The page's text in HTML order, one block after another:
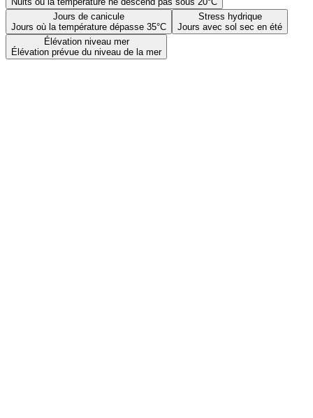
Jours de canicule
Jours où la température dépasse 35°C
Stress hydrique
Jours avec sol sec en été
Élévation niveau mer
Élévation prévue du niveau de la mer